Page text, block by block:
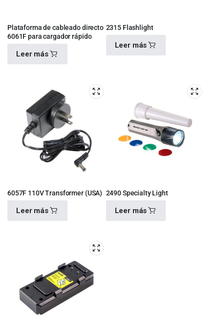
Plataforma de cableado directo
6061F para cargador rápido
Leer más
2315 Flashlight
Leer más
6057F 110V Transformer (USA)
Leer más
2490 Specialty Light
Leer más